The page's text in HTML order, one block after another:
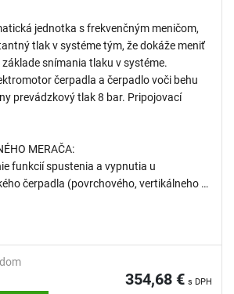
jednotka s frekvenčným meničom,
tlak v systéme tým, že dokáže meniť
snímania tlaku v systéme.
čerpadla a čerpadlo voči behu
prevádzkový tlak 8 bar. Pripojovací
MERAČA:
funkcií spustenia a vypnutia u
čerpadla (povrchového, vertikálneho a
zo systému
v prípade chodu na sucho
pretlaku, prehrievaniu, blokácii rotora a
354,68 € s DPH